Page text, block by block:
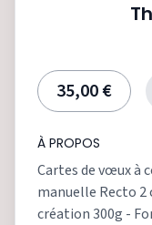
35,00 €
À PROPOS
Cartes de vœux à
manuelle Recto 2
création 300g -